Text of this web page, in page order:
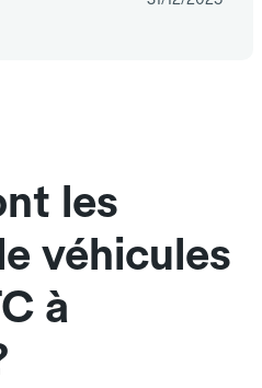
les
véhicules
à